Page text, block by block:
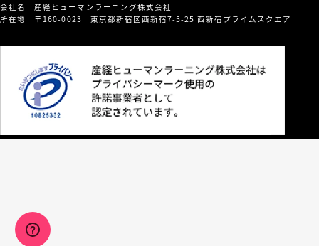
会社名 産経ヒューマンラーニング株式会社
所在地 〒160-0023 東京都新宿区西新宿7-5-25 西新宿プライムスクエア